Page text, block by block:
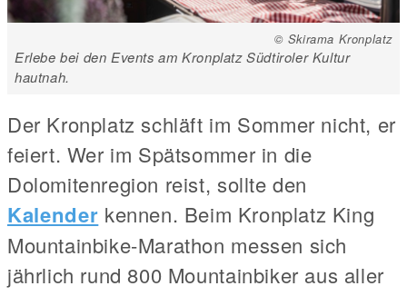
© Skirama Kronplatz
Erlebe bei den Events am Kronplatz Südtiroler Kultur
hautnah.
Der Kronplatz schläft im Sommer nicht, er
feiert. Wer im Spätsommer in die
Dolomitenregion reist, sollte den
Kalender kennen. Beim Kronplatz King
Mountainbike-Marathon messen sich
jährlich rund 800 Mountainbiker aus aller